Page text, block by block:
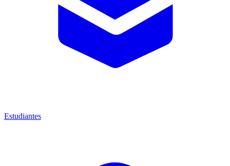
Estudiantes